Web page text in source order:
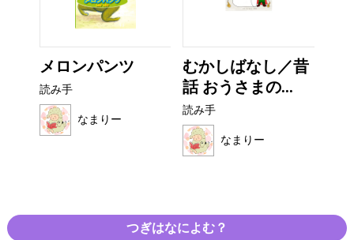
メロンパンツ
読み手
なまりー
むかしばなし／昔
話 おうさまの...
読み手
なまりー
つぎはなによむ？